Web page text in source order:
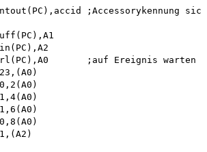
;Accessorykennung
;auf Ereignis warten